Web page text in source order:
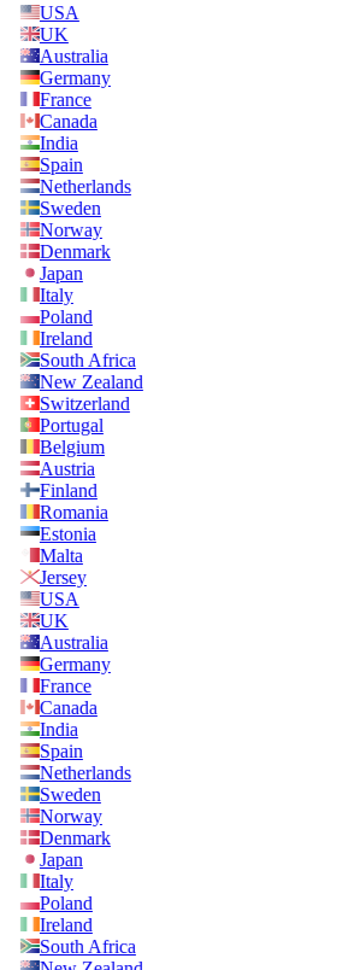
USA
UK
Australia
Germany
France
Canada
India
Spain
Netherlands
Sweden
Norway
Denmark
Japan
Italy
Poland
Ireland
South Africa
New Zealand
Switzerland
Portugal
Belgium
Austria
Finland
Romania
Estonia
Malta
Jersey
USA
UK
Australia
Germany
France
Canada
India
Spain
Netherlands
Sweden
Norway
Denmark
Japan
Italy
Poland
Ireland
South Africa